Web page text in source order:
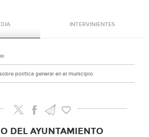
INTERVINIENTES
política general en el municipio
DEL AYUNTAMIENTO